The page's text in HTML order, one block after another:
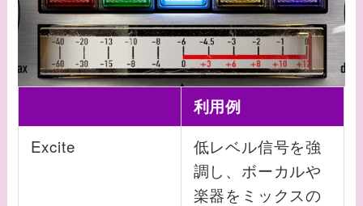
利用例
Excite
低レベル信号を強
調し、ボーカルや
楽器をミックスの